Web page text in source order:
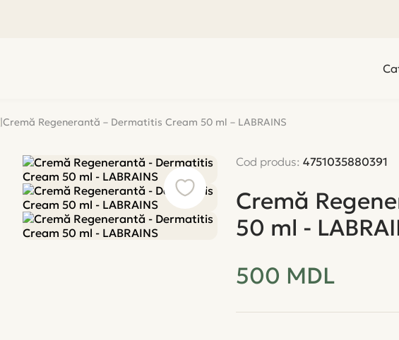
|Cremă Regenerantă – Dermatitis Cream 50 ml – LABRAINS
Cod produs: 4751035880391
Cremă
50 ml -
500 MDL